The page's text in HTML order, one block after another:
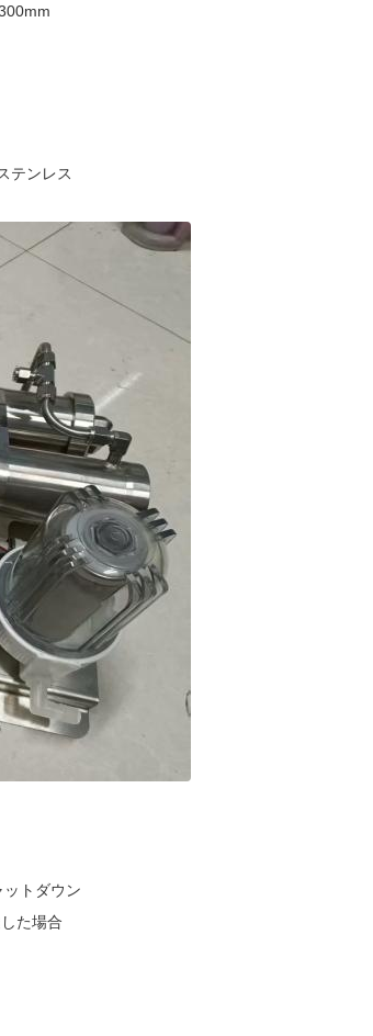
テンレス
トダウン
た場合